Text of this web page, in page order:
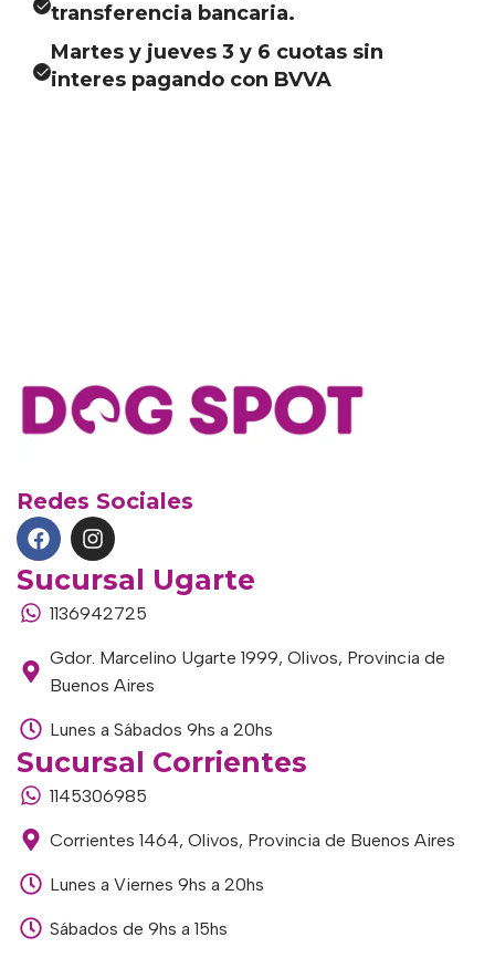
transferencia bancaria.
Martes y jueves 3 y 6 cuotas sin
interes pagando con BVVA
Redes Sociales
Sucursal Ugarte
1136942725
Gdor. Marcelino Ugarte 1999, Olivos, Provincia de
Buenos Aires
Lunes a Sábados 9hs a 20hs
Sucursal Corrientes
1145306985
Corrientes 1464, Olivos, Provincia de Buenos Aires
Lunes a Viernes 9hs a 20hs
Sábados de 9hs a 15hs